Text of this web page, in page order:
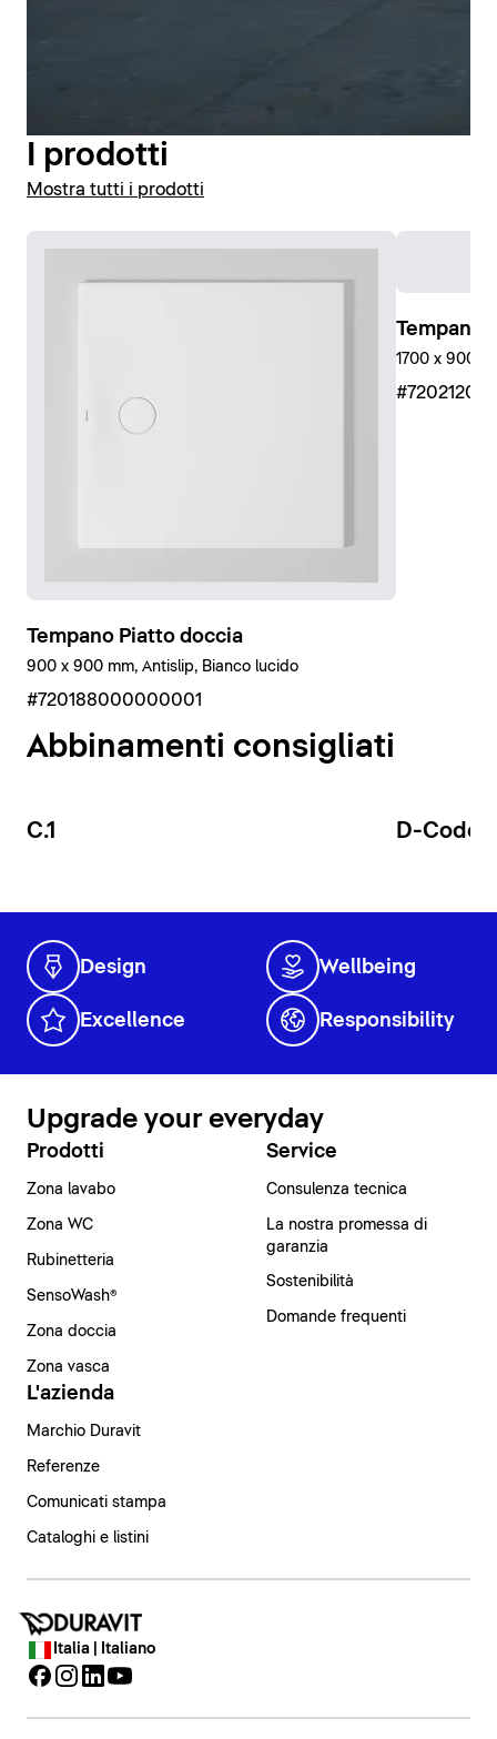
guarnizione composita. In questo modo è possibile
realizzare facilmente il livello di tenuta secondo la
norma DIN 18534. KIWA Germania ha certificato
l'impermeabilità di Tempano una volta installato.
acustico, nonché la più severa norma svizzera SIA 181
pavimento). Ciò è stato verificato e certificato dal
Fraunhofer Institut.
I prodotti
Mostra tutti i prodotti
Tempano Piatto doccia
900 x 900 mm, Antislip, Bianco lucido
#720188000000001
Tempano
1700 x 900
Abbinamenti consigliati
C.1 D-Code
Design Wellbeing
Excellence Responsibility
Upgrade your everyday
Prodotti
Zona lavabo
Zona WC
Rubinetteria
SensoWash®
Zona doccia
Zona vasca
Service
Consulenza tecnica
La nostra promessa di
garanzia
Sostenibilità
Domande frequenti
L'azienda
Marchio Duravit
Referenze
Comunicati stampa
Cataloghi e listini
Italia | Italiano